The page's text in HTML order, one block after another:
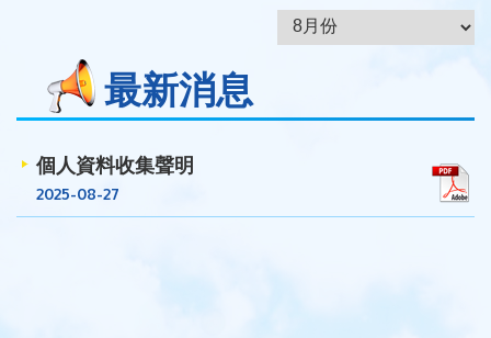
最新消息
個人資料收集聲明
2025-08-27